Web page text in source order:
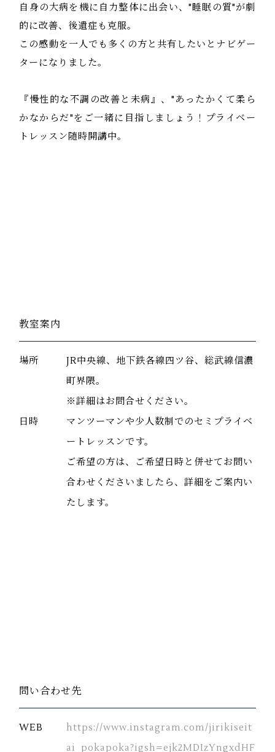
自身の大病を機に自力整体に出会い、"睡眠の質"が劇
的に改善、後遺症も克服。
この感動を一人でも多くの方と共有したいとナビゲー
ターになりました。
『慢性的な不調の改善と未病』、"あったかくて柔ら
かなからだ"をご一緒に目指しましょう！プライベー
トレッスン随時開講中。
教室案内
場所
JR中央線、地下鉄各線四ツ谷、総武線信濃
町界隈。
※詳細はお問合せください。
日時
マンツーマンや少人数制でのセミプライベ
ートレッスンです。
ご希望の方は、ご希望日時と併せてお問い
合わせくださいましたら、詳細をご案内い
たします。
問い合わせ先
WEB
https://www.instagram.com/jirikiseit
ai_pokapoka?igsh=ejk2MDIzYngxdHF